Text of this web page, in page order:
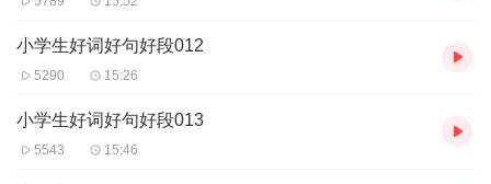
小学生好词好句好段012
5290 15:26
小学生好词好句好段013
5543 15:46